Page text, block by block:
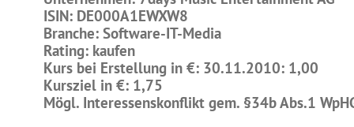
ISIN: DE000A1EWXW8
Branche: Software-IT-Media
Rating: kaufen
Kurs bei Erstellung in €: 30.11.2010: 1,00
Kursziel in €: 1,75
Mögl. Interessenskonflikt gem. §34b Abs.1